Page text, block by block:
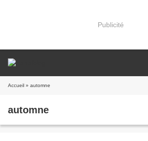
Publicité
Accueil » automne
automne